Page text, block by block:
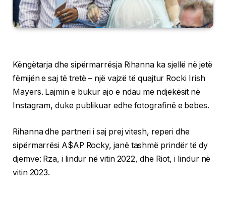
Këngëtarja dhe sipërmarrësja Rihanna ka sjellë në jetë
fëmijën e saj të tretë – një vajzë të quajtur Rocki Irish
Mayers. Lajmin e bukur ajo e ndau me ndjekësit në
Instagram, duke publikuar edhe fotografinë e bebes.
Rihanna dhe partneri i saj prej vitesh, reperi dhe
sipërmarrësi A$AP Rocky, janë tashmë prindër të dy
djemve: Rza, i lindur në vitin 2022, dhe Riot, i lindur në
vitin 2023.